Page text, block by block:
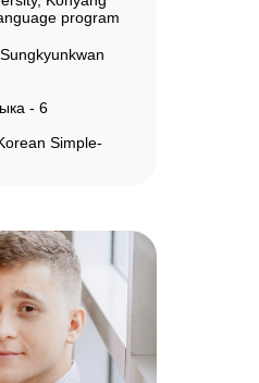
- 6
Simple-
program